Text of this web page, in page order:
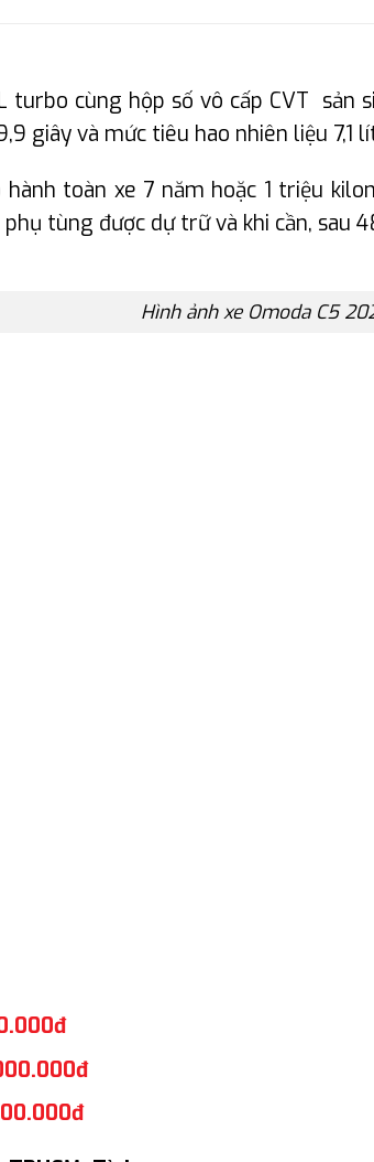
turbo cùng hộp số vô cấp CVT sản
giây và mức tiêu hao nhiên liệu 7,1
toàn xe 7 năm hoặc 1 triệu
tùng được dự trữ và khi cần, sau
Hình ảnh xe Omoda C5